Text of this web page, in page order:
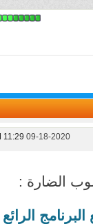
09-18-2020
11:29 PM
الضارة :
الرائع